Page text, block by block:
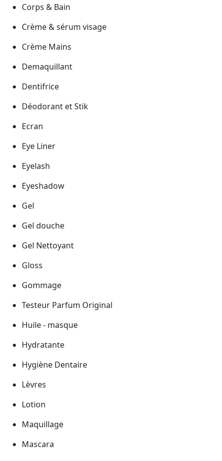
Corps & Bain
Crème & sérum visage
Crème Mains
Demaquillant
Dentifrice
Déodorant et Stik
Ecran
Eye Liner
Eyelash
Eyeshadow
Gel
Gel douche
Gel Nettoyant
Gloss
Gommage
Testeur Parfum Original
Huile - masque
Hydratante
Hygiène Dentaire
Lèvres
Lotion
Maquillage
Mascara